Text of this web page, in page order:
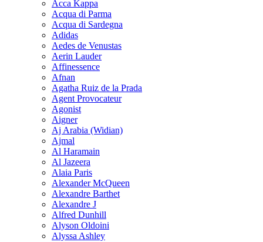
Acca Kappa
Acqua di Parma
Acqua di Sardegna
Adidas
Aedes de Venustas
Aerin Lauder
Affinessence
Afnan
Agatha Ruiz de la Prada
Agent Provocateur
Agonist
Aigner
Aj Arabia (Widian)
Ajmal
Al Haramain
Al Jazeera
Alaia Paris
Alexander McQueen
Alexandre Barthet
Alexandre J
Alfred Dunhill
Alyson Oldoini
Alyssa Ashley